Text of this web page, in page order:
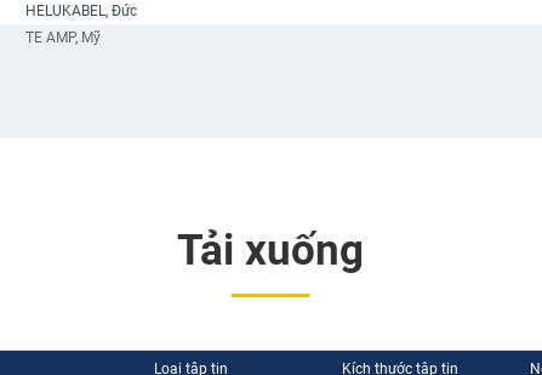
HELUKABEL, Đức
TE AMP, Mỹ
Tải xuống
Loại tập tin Kích thước tập tin